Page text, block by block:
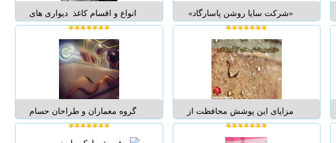
«شركت سايا روشن پاسارگاد»
مشاوره، طراحي، اجرا و فروش
سيستم هاي حفاظتي و نظارتي: •
تجهيزات مداربسته (سامسونگ،
پاناسونيک، ويوتک ، بوش ، پلكو ، و
....) • ا...
انواع و اقسام کاغذ دیواری های
ایرانی-آلمانی-چینی و.... از
20000تومان به بالا کاغذ دیواری های
بالا ...
مزایای این پوشش محافظت از
سطوح در برابر عوامل محیطی ،
امکان شستشوی لکه های چربی و
گروه معماران و طراحان حسام
عبدشاه طی چند سال فعالیت مستمر
با کسب تجارب فراوان در زمینه پروژه